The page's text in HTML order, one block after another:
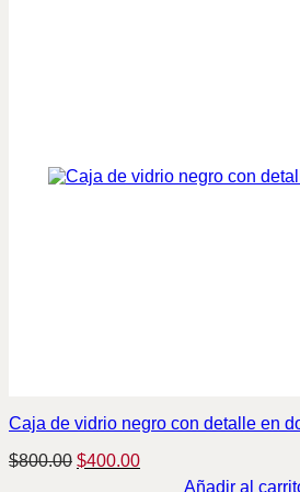
Caja de vidrio negro con detalle en
$800.00 Original
$400.00Current
Añadir al